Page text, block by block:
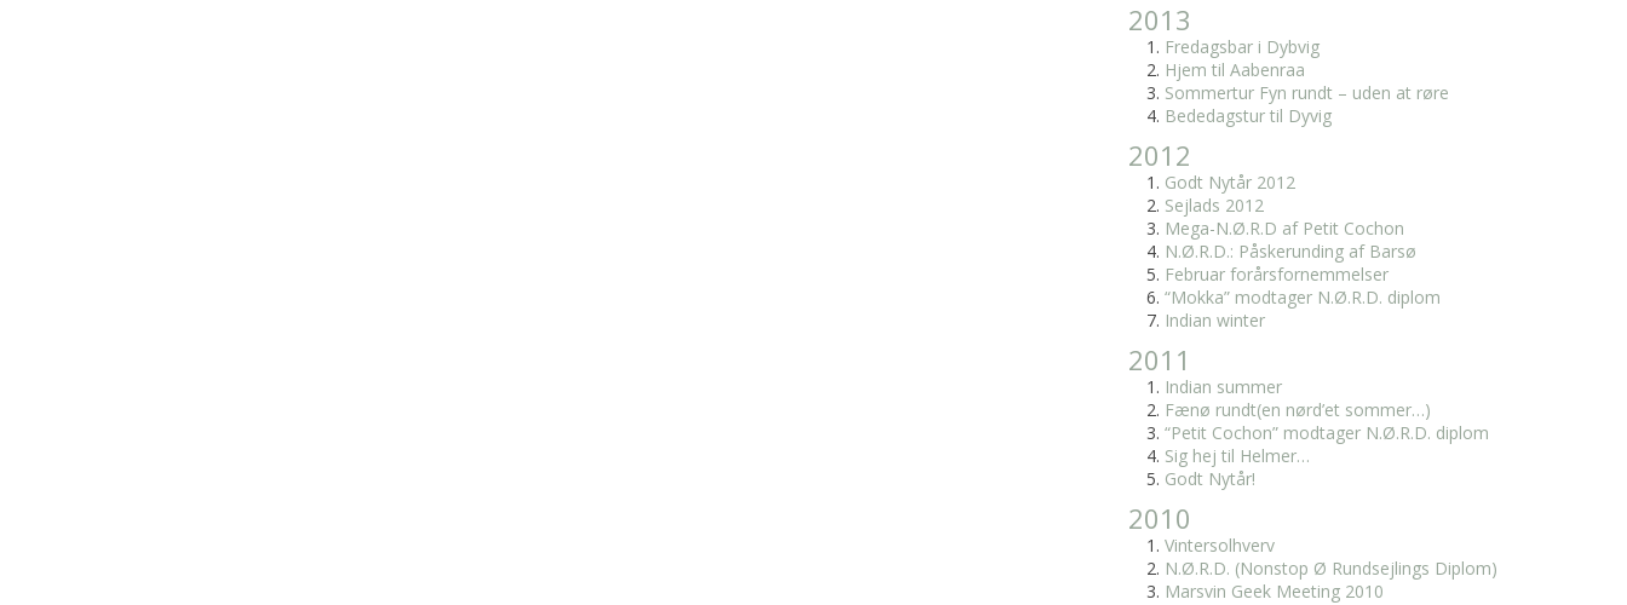
2013
Fredagsbar i Dybvig
Hjem til Aabenraa
Sommertur Fyn rundt – uden at røre
Bededagstur til Dyvig
2012
Godt Nytår 2012
Sejlads 2012
Mega-N.Ø.R.D af Petit Cochon
N.Ø.R.D.: Påskerunding af Barsø
Februar forårsfornemmelser
“Mokka” modtager N.Ø.R.D. diplom
Indian winter
2011
Indian summer
Fænø rundt(en nørd’et sommer…)
“Petit Cochon” modtager N.Ø.R.D. diplom
Sig hej til Helmer…
Godt Nytår!
2010
Vintersolhverv
N.Ø.R.D. (Nonstop Ø Rundsejlings Diplom)
Marsvin Geek Meeting 2010